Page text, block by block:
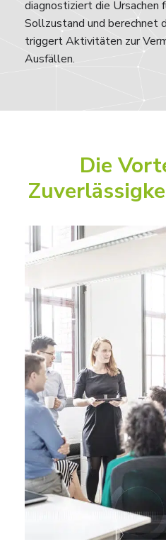
diagnostiziert die Ursachen
Sollzustand und berechnet
triggert Aktivitäten zur
Ausfällen.
Die